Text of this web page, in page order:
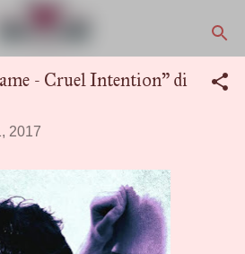
- Cruel Intention" di
2017